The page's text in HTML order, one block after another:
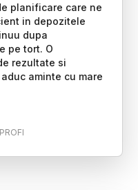
planificare care ne
in depozitele
dupa
pe tort. O
rezultate si
aminte cu mare